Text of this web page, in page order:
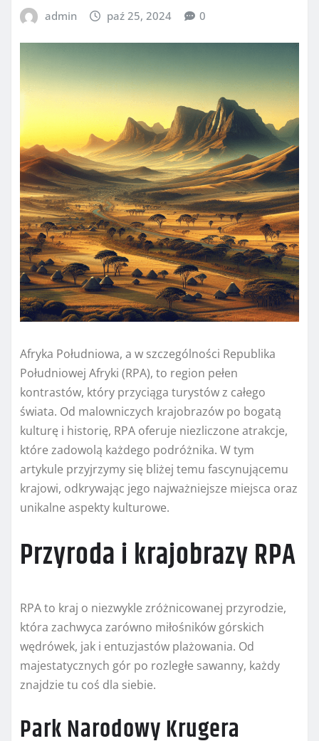
admin paź 25, 2024 0
Afryka Południowa, a w szczególności Republika
Południowej Afryki (RPA), to region pełen
kontrastów, który przyciąga turystów z całego
świata. Od malowniczych krajobrazów po bogatą
kulturę i historię, RPA oferuje niezliczone atrakcje,
które zadowolą każdego podróżnika. W tym
artykule przyjrzymy się bliżej temu fascynującemu
krajowi, odkrywając jego najważniejsze miejsca oraz
unikalne aspekty kulturowe.
Przyroda i krajobrazy RPA
RPA to kraj o niezwykle zróżnicowanej przyrodzie,
która zachwyca zarówno miłośników górskich
wędrówek, jak i entuzjastów plażowania. Od
majestatycznych gór po rozległe sawanny, każdy
znajdzie tu coś dla siebie.
Park Narodowy Krugera